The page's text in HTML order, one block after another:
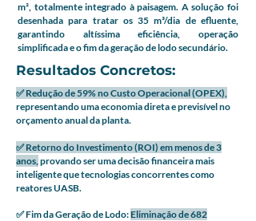
m², totalmente integrado à paisagem. A solução foi
desenhada para tratar os 35 m³/dia de efluente,
garantindo altíssima eficiência, operação
simplificada e o fim da geração de lodo secundário.
Resultados Concretos:
✅ Redução de 59% no Custo Operacional (OPEX),
representando uma economia direta e previsível no
orçamento anual da planta.
✅ Retorno do Investimento (ROI) em menos de 3
anos,provando ser uma decisão financeira mais
inteligente que tecnologias concorrentes como
reatores UASB.
✅ Fim da Geração de Lodo:Eliminação de 682